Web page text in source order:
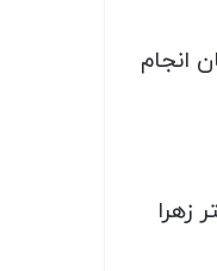
انجام
،طبقه 4، واحد 405، مطب دکتر زهرا